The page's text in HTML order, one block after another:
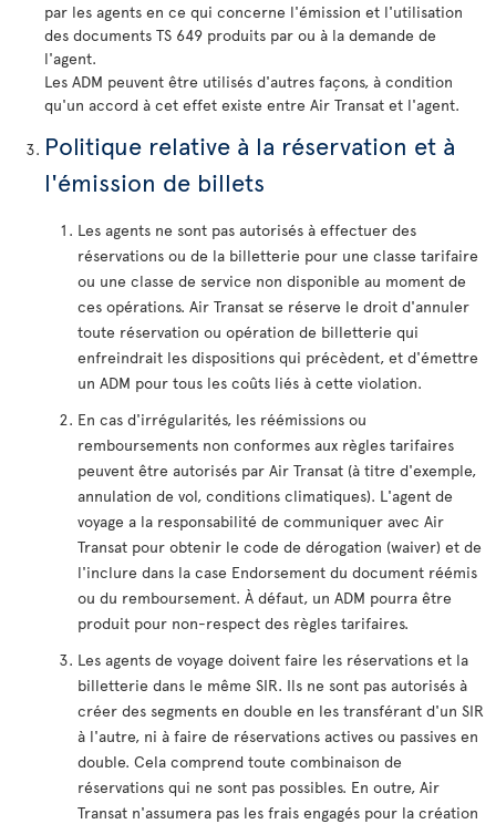
par les agents en ce qui concerne l'émission et l'utilisation
des documents TS 649 produits par ou à la demande de
l'agent.
Les ADM peuvent être utilisés d'autres façons, à condition
qu'un accord à cet effet existe entre Air Transat et l'agent.
Politique relative à la réservation et à
l'émission de billets
Les agents ne sont pas autorisés à effectuer des
réservations ou de la billetterie pour une classe tarifaire
ou une classe de service non disponible au moment de
ces opérations. Air Transat se réserve le droit d'annuler
toute réservation ou opération de billetterie qui
enfreindrait les dispositions qui précèdent, et d'émettre
un ADM pour tous les coûts liés à cette violation.
En cas d'irrégularités, les réémissions ou
remboursements non conformes aux règles tarifaires
peuvent être autorisés par Air Transat (à titre d'exemple,
annulation de vol, conditions climatiques). L'agent de
voyage a la responsabilité de communiquer avec Air
Transat pour obtenir le code de dérogation (waiver) et de
l'inclure dans la case Endorsement du document réémis
ou du remboursement. À défaut, un ADM pourra être
produit pour non-respect des règles tarifaires.
Les agents de voyage doivent faire les réservations et la
billetterie dans le même SIR. Ils ne sont pas autorisés à
créer des segments en double en les transférant d'un SIR
à l'autre, ni à faire de réservations actives ou passives en
double. Cela comprend toute combinaison de
réservations qui ne sont pas possibles. En outre, Air
Transat n'assumera pas les frais engagés pour la création